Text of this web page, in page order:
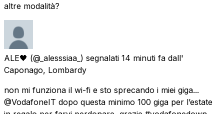
altre modalità?
ALE🖤 (@_alesssiaa_) segnalati 14 minuti fa dall'
Caponago, Lombardy
non mi funziona il wi-fi e sto sprecando i miei giga...
@VodafoneIT dopo questa minimo 100 giga per l’estate